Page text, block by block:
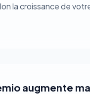
la croissance de
augmente